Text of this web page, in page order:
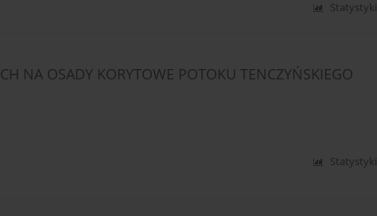
Statystyki
NA OSADY KORYTOWE POTOKU TENCZYŃSKIEGO
Statystyki